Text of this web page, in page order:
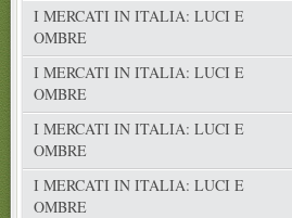
I MERCATI IN ITALIA: LUCI E
OMBRE
I MERCATI IN ITALIA: LUCI E
OMBRE
I MERCATI IN ITALIA: LUCI E
OMBRE
I MERCATI IN ITALIA: LUCI E
OMBRE